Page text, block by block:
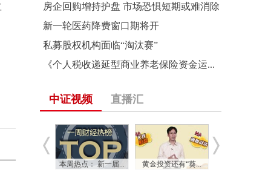
房企回购增持护盘 市场恐惧短期或难消除
新一轮医药降费窗口期将开
私募股权机构面临“淘汰赛”
《个人税收递延型商业养老保险资金运...
中证视频 直播汇
本周热点： 新一届... 黄金投资还有“葵...